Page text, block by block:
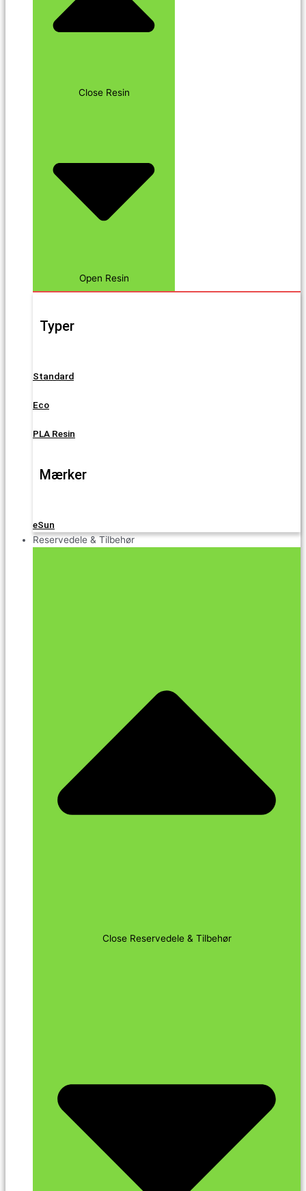
Close Resin
Open Resin
Typer
Standard
Eco
PLA Resin
Mærker
eSun
Reservedele & Tilbehør
Close Reservedele & Tilbehør